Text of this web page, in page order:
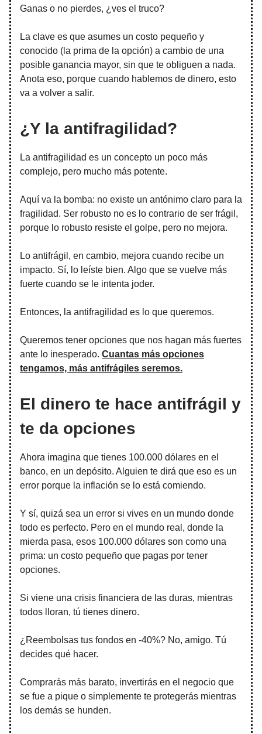
Ganas o no pierdes, ¿ves el truco?
La clave es que asumes un costo pequeño y
conocido (la prima de la opción) a cambio de una
posible ganancia mayor, sin que te obliguen a nada.
Anota eso, porque cuando hablemos de dinero, esto
va a volver a salir.
¿Y la antifragilidad?
La antifragilidad es un concepto un poco más
complejo, pero mucho más potente.
Aquí va la bomba: no existe un antónimo claro para la
fragilidad. Ser robusto no es lo contrario de ser frágil,
porque lo robusto resiste el golpe, pero no mejora.
Lo antifrágil, en cambio, mejora cuando recibe un
impacto. Sí, lo leíste bien. Algo que se vuelve más
fuerte cuando se le intenta joder.
Entonces, la antifragilidad es lo que queremos.
Queremos tener opciones que nos hagan más fuertes
ante lo inesperado. Cuantas más opciones
tengamos, más antifrágiles seremos.
El dinero te hace antifrágil y
te da opciones
Ahora imagina que tienes 100.000 dólares en el
banco, en un depósito. Alguien te dirá que eso es un
error porque la inflación se lo está comiendo.
Y sí, quizá sea un error si vives en un mundo donde
todo es perfecto. Pero en el mundo real, donde la
mierda pasa, esos 100.000 dólares son como una
prima: un costo pequeño que pagas por tener
opciones.
Si viene una crisis financiera de las duras, mientras
todos lloran, tú tienes dinero.
¿Reembolsas tus fondos en -40%? No, amigo. Tú
decides qué hacer.
Comprarás más barato, invertirás en el negocio que
se fue a pique o simplemente te protegerás mientras
los demás se hunden.